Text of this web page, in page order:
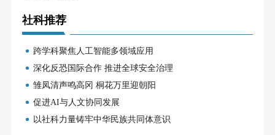
社科推荐
跨学科聚焦人工智能多领域应用
深化反恐国际合作 推进全球安全治理
雏凤清声鸣高冈 桐花万里迎朝阳
促进AI与人文协同发展
以社科力量铸牢中华民族共同体意识